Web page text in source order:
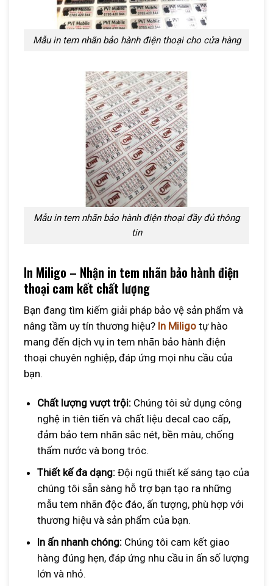
Mẫu in tem nhãn bảo hành điện thoại cho cửa hàng
Mẫu in tem nhãn bảo hành điện thoại đầy đủ thông
tin
In Miligo – Nhận in tem nhãn bảo hành điện
thoại cam kết chất lượng
Bạn đang tìm kiếm giải pháp bảo vệ sản phẩm và
nâng tầm uy tín thương hiệu? In Miligo tự hào
mang đến dịch vụ in tem nhãn bảo hành điện
thoại chuyên nghiệp, đáp ứng mọi nhu cầu của
bạn.
Chất lượng vượt trội:Chúng tôi sử dụng công
nghệ in tiên tiến và chất liệu decal cao cấp,
đảm bảo tem nhãn sắc nét, bền màu, chống
thấm nước và bong tróc.
Thiết kế đa dạng:Đội ngũ thiết kế sáng tạo của
chúng tôi sẵn sàng hỗ trợ bạn tạo ra những
mẫu tem nhãn độc đáo, ấn tượng, phù hợp với
thương hiệu và sản phẩm của bạn.
In ấn nhanh chóng:Chúng tôi cam kết giao
hàng đúng hẹn, đáp ứng nhu cầu in ấn số lượng
lớn và nhỏ.